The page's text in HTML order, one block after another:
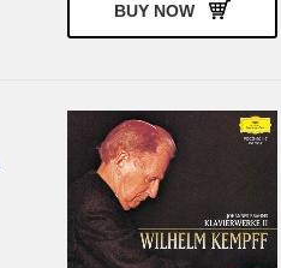
BUY NOW